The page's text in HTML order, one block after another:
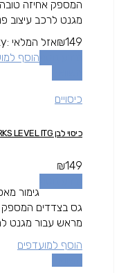
המספק אחיזה
מגנט לרכב עיצוב
₪149
אזל המלאי
הוסף
כיסויים
כיסוי לבן IPHONE X / XS – PATCHWORKS LEVEL ITG
₪149
גימור
גס בצדדים המספק
מראש עבור מגנט
הוסף למועדפים